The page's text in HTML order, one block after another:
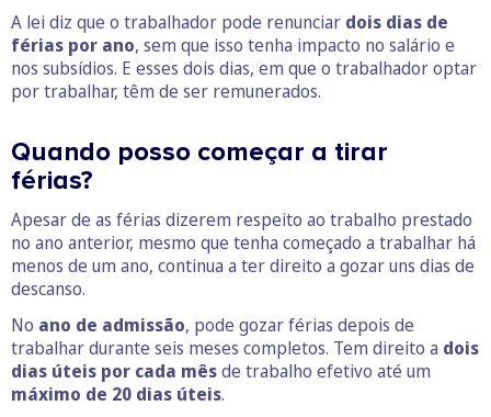
A lei diz que o trabalhador pode renunciar dois dias de
férias por ano, sem que isso tenha impacto no salário e
nos subsídios. E esses dois dias, em que o trabalhador optar
por trabalhar, têm de ser remunerados.
Quando posso começar a tirar
férias?
Apesar de as férias dizerem respeito ao trabalho prestado
no ano anterior, mesmo que tenha começado a trabalhar há
menos de um ano, continua a ter direito a gozar uns dias de
descanso.
No ano de admissão, pode gozar férias depois de
trabalhar durante seis meses completos. Tem direito a dois
dias úteis por cada mêsde trabalho efetivo até um
máximo de 20 dias úteis.